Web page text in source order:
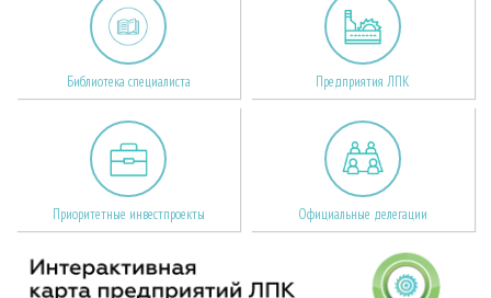
Библиотека специалиста Предприятия ЛПК
Приоритетные инвестпроекты Официальные делегации